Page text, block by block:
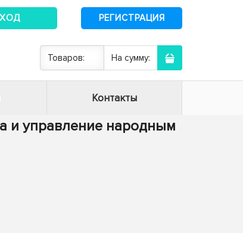
РЕГИСТРАЦИЯ
Товаров: На сумму:
Контакты
и управление народным